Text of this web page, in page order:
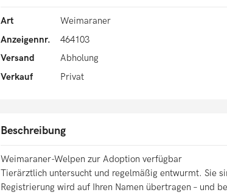
Art
Weimaraner
Anzeigennr.
464103
Versand
Abholung
Verkauf
Privat
Beschreibung
Weimaraner-Welpen zur Adoption verfügbar
Tierärztlich untersucht und regelmäßig entwurmt. Sie
Registrierung wird auf Ihren Namen übertragen – und